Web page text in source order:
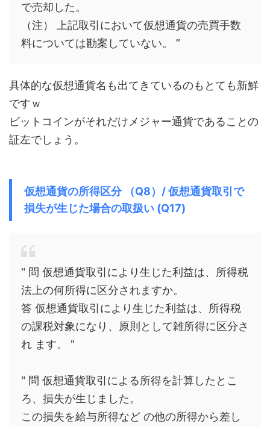
で売却した。
（注） 上記取引において仮想通貨の売買手数
料については勘案していない。 ”
具体的な仮想通貨名も出てきているのもとても新鮮
ですｗ
ビットコインがそれだけメジャー通貨であることの
証左でしょう。
仮想通貨の所得区分 （Q8）/ 仮想通貨取引で
損失が生じた場合の取扱い (Q17)
" 問 仮想通貨取引により生じた利益は、所得税
法上の何所得に区分されますか。
答 仮想通貨取引により生じた利益は、所得税
の課税対象になり、原則として雑所得に区分さ
れ ます。 "
" 問 仮想通貨取引による所得を計算したとこ
ろ、損失が生じました。
この損失を給与所得など の他の所得から差し